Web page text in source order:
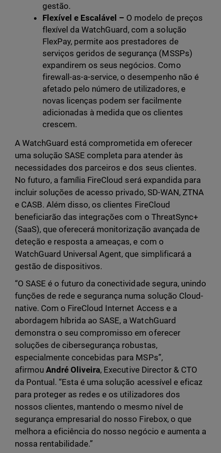
gestão.
Flexível e Escalável – O modelo de preços
flexível da WatchGuard, com a solução
FlexPay, permite aos prestadores de
serviços geridos de segurança (MSSPs)
expandirem os seus negócios. Como
firewall-as-a-service, o desempenho não é
afetado pelo número de utilizadores, e
novas licenças podem ser facilmente
adicionadas à medida que os clientes
crescem.
A WatchGuard está comprometida em oferecer
uma solução SASE completa para atender às
necessidades dos parceiros e dos seus clientes.
No futuro, a família FireCloud será expandida para
incluir soluções de acesso privado, SD-WAN, ZTNA
e CASB. Além disso, os clientes FireCloud
beneficiarão das integrações com o ThreatSync+
(SaaS), que oferecerá monitorização avançada de
deteção e resposta a ameaças, e com o
WatchGuard Universal Agent, que simplificará a
gestão de dispositivos.
“O SASE é o futuro da conectividade segura, unindo
funções de rede e segurança numa solução Cloud-
native. Com o FireCloud Internet Access e a
abordagem híbrida ao SASE, a WatchGuard
demonstra o seu compromisso em oferecer
soluções de cibersegurança robustas,
especialmente concebidas para MSPs”,
afirmouAndré Oliveira, Executive Director & CTO
da Pontual. “Esta é uma solução acessível e eficaz
para proteger as redes e os utilizadores dos
nossos clientes, mantendo o mesmo nível de
segurança empresarial do nosso Firebox, o que
melhora a eficiência do nosso negócio e aumenta a
nossa rentabilidade.”